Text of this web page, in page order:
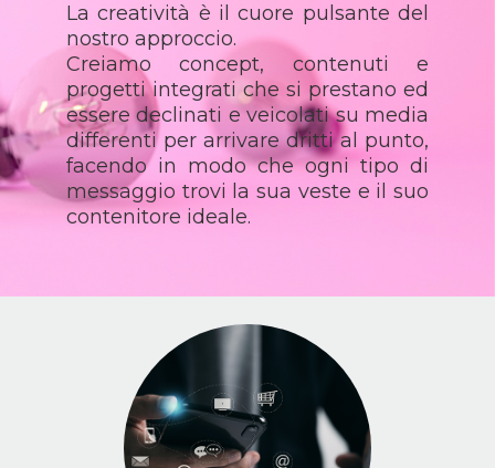
La creatività è il cuore pulsante del
nostro approccio.
Creiamo concept, contenuti e
progetti integrati che si prestano ed
essere declinati e veicolati su media
differenti per arrivare dritti al punto,
facendo in modo che ogni tipo di
messaggio trovi la sua veste e il suo
contenitore ideale.